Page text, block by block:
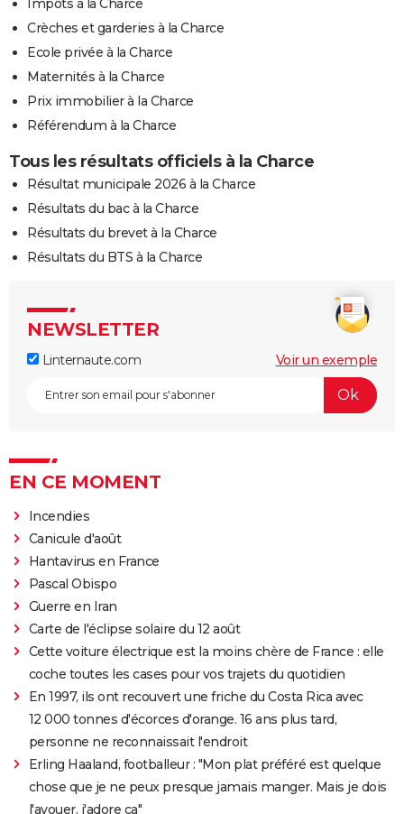
Impôts à la Charce
Crèches et garderies à la Charce
Ecole privée à la Charce
Maternités à la Charce
Prix immobilier à la Charce
Référendum à la Charce
Tous les résultats officiels à la Charce
Résultat municipale 2026 à la Charce
Résultats du bac à la Charce
Résultats du brevet à la Charce
Résultats du BTS à la Charce
NEWSLETTER
Linternaute.com Voir un exemple
EN CE MOMENT
Incendies
Canicule d'août
Hantavirus en France
Pascal Obispo
Guerre en Iran
Carte de l'éclipse solaire du 12 août
Cette voiture électrique est la moins chère de France : elle
coche toutes les cases pour vos trajets du quotidien
En 1997, ils ont recouvert une friche du Costa Rica avec
12 000 tonnes d'écorces d'orange. 16 ans plus tard,
personne ne reconnaissait l'endroit
Erling Haaland, footballeur : "Mon plat préféré est quelque
chose que je ne peux presque jamais manger. Mais je dois
l'avouer, j'adore ça"